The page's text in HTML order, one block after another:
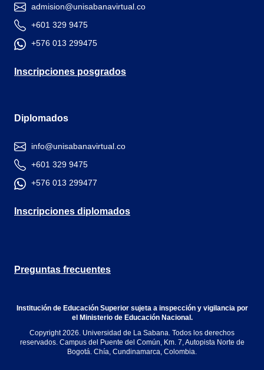
admision@unisabanavirtual.co
+601 329 9475
+576 013 299475
Inscripciones posgrados
Diplomados
info@unisabanavirtual.co
+601 329 9475
+576 013 299477
Inscripciones diplomados
Preguntas frecuentes
Institución de Educación Superior sujeta a inspección y vigilancia por
el Ministerio de Educación Nacional.
Copyright 2026. Universidad de La Sabana. Todos los derechos
reservados. Campus del Puente del Común, Km. 7, Autopista Norte de
Bogotá. Chía, Cundinamarca, Colombia.